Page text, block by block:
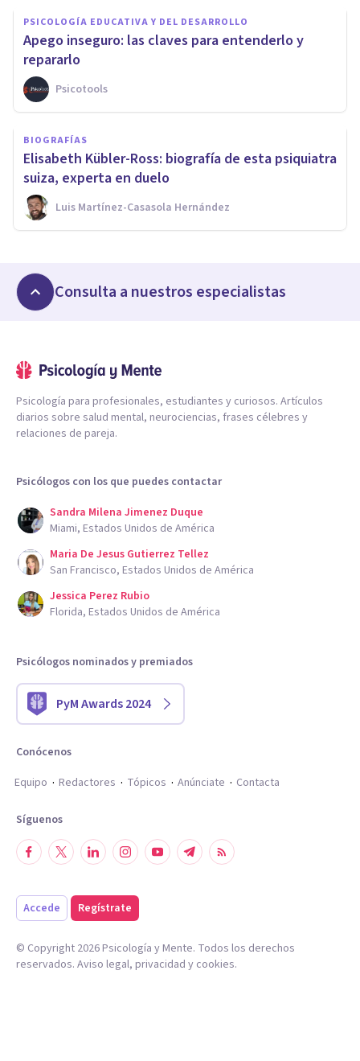
PSICOLOGÍA EDUCATIVA Y DEL DESARROLLO
Apego inseguro: las claves para entenderlo y
repararlo
Psicotools
BIOGRAFÍAS
Elisabeth Kübler-Ross: biografía de esta psiquiatra
suiza, experta en duelo
Luis Martínez-Casasola Hernández
Consulta a nuestros especialistas
Psicología para profesionales, estudiantes y curiosos. Artículos
diarios sobre salud mental, neurociencias, frases célebres y
relaciones de pareja.
Psicólogos con los que puedes contactar
Sandra Milena Jimenez Duque
Miami, Estados Unidos de América
Maria De Jesus Gutierrez Tellez
San Francisco, Estados Unidos de América
Jessica Perez Rubio
Florida, Estados Unidos de América
Psicólogos nominados y premiados
PyM Awards 2024
Conócenos
Equipo
Redactores Tópicos Anúnciate Contacta
Síguenos
Accede Regístrate
© Copyright 2026Psicología y Mente. Todos los derechos
reservados. Aviso legal, privacidad y cookies.